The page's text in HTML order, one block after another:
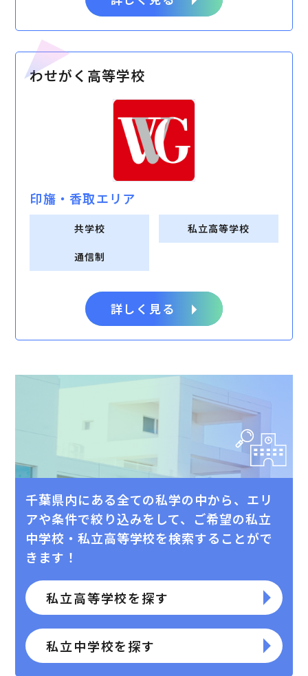
わせがく高等学校
印旛・⾹取エリア
共学校 私立高等学校
通信制
詳しく見る
千葉県内にある全ての私学の中から、エリ
アや条件で絞り込みをして、
ご希望の私⽴
中学校・私⽴⾼等学校を検索することがで
きます！
私立高等学校を探す
私立中学校を探す